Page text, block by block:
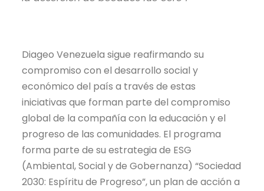
Diageo Venezuela sigue reafirmando su
compromiso con el desarrollo social y
económico del país a través de estas
iniciativas que forman parte del compromiso
global de la compañía con la educación y el
progreso de las comunidades. El programa
forma parte de su estrategia de ESG
(Ambiental, Social y de Gobernanza) “Sociedad
2030: Espíritu de Progreso”, un plan de acción a